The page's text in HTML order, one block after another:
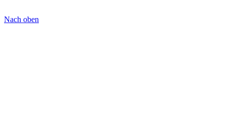
Nach oben